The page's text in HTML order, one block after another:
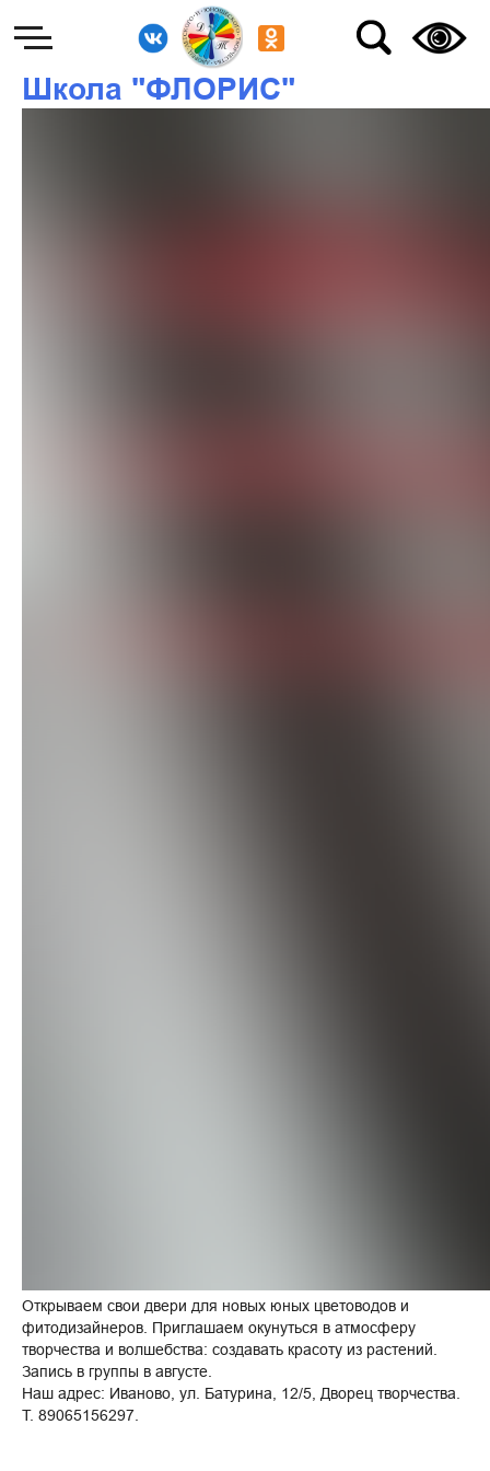
Школа "ФЛОРИС"
Открываем свои двери для новых юных цветоводов и
фитодизайнеров. Приглашаем окунуться в атмосферу
творчества и волшебства: создавать красоту из растений.
Запись в группы в августе.
Наш адрес: Иваново, ул. Батурина, 12/5, Дворец творчества.
Т. 89065156297.